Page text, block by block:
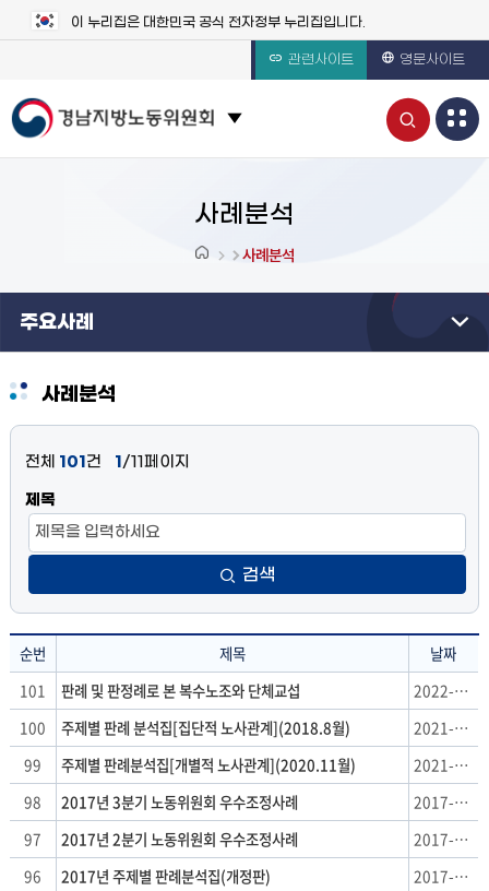
이 누리집은 대한민국 공식 전자정부 누리집입니다.
관련사이트 영문사이트
관련 사이트 목록 보기
통
합
열
사례분석
사례분석
주요사례
사례분석
전체 101 건 1 /11페이지
제목
검색
사
례
분
:
번,
제
목,
순번 제목
날짜
101
판례 및 판정례로 본 복수노조와 단체교섭
2022-05-25
100
주제별 판례 분석집[집단적 노사관계](2018.8월)
2021-09-27
99
주제별 판례분석집[개별적 노사관계](2020.11월)
2021-03-03
98
2017년 3분기 노동위원회 우수조정사례
2017-12-04
97
2017년 2분기 노동위원회 우수조정사례
2017-12-04
96
2017년 주제별 판례분석집(개정판)
2017-11-06